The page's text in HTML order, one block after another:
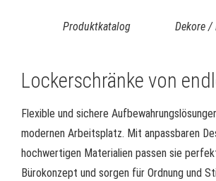
Produktkatalog Dekore /
Lockerschränke von
Flexible und sichere
modernen Arbeitsplatz. Mit anpassbaren
hochwertigen Materialien passen sie
Bürokonzept und sorgen für Ordnung und